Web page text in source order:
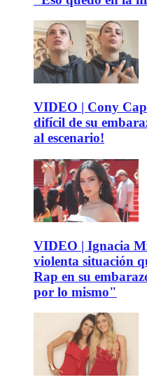
VIDEO | Cony
difícil de su
al escenario!
VIDEO | Ignacia
violenta situación
Rap en su
por lo mismo"